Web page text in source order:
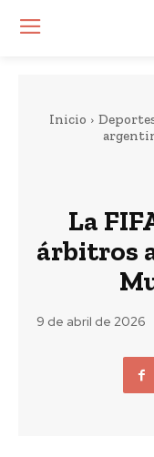
Inicio
La
árbitros
9 de abril de 2026